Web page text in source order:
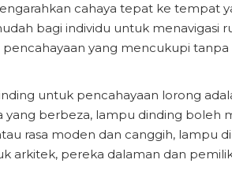
cahaya tepat ke tempat
bagi individu untuk menavigasi
yang mencukupi tanpa
untuk pencahayaan lorong
berbeza, lampu dinding boleh
rasa moden dan canggih,
arkitek, pereka dalaman dan